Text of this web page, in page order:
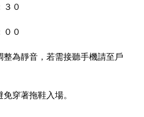
０
０
為靜音，若需接聽手機請至戶
穿著拖鞋入場。